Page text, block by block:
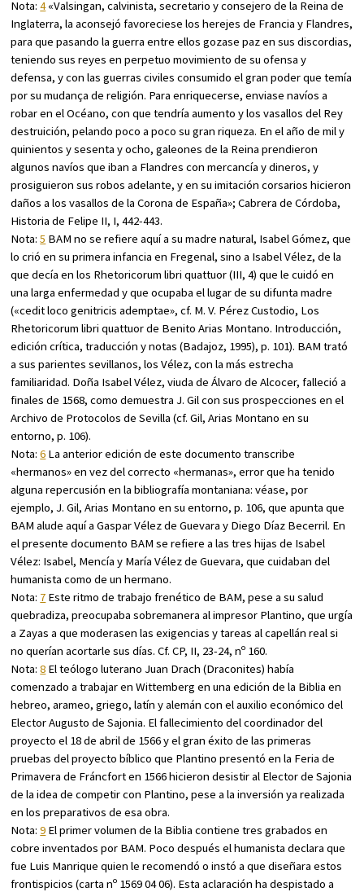
Nota:4«Valsingan, calvinista, secretario y consejero de la Reina de
Inglaterra, la aconsejó favoreciese los herejes de Francia y Flandres,
para que pasando la guerra entre ellos gozase paz en sus discordias,
teniendo sus reyes en perpetuo movimiento de su ofensa y
defensa, y con las guerras civiles consumido el gran poder que temía
por su mudança de religión. Para enriquecerse, enviase navíos a
robar en el Océano, con que tendría aumento y los vasallos del Rey
destruición, pelando poco a poco su gran riqueza. En el año de mil y
quinientos y sesenta y ocho, galeones de la Reina prendieron
algunos navíos que iban a Flandres con mercancía y dineros, y
prosiguieron sus robos adelante, y en su imitación corsarios hicieron
daños a los vasallos de la Corona de España»; Cabrera de Córdoba,
Historia de Felipe II, I, 442-443.
Nota:5 BAM no se refiere aquí a su madre natural, Isabel Gómez, que
lo crió en su primera infancia en Fregenal, sino a Isabel Vélez, de la
que decía en los Rhetoricorum libri quattuor(III, 4) que le cuidó en
una larga enfermedad y que ocupaba el lugar de su difunta madre
(«cedit loco genitricis ademptae», cf. M. V. Pérez Custodio, Los
Rhetoricorum libri quattuor de Benito Arias Montano. Introducción,
edición crítica, traducción y notas (Badajoz, 1995), p. 101). BAM trató
a sus parientes sevillanos, los Vélez, con la más estrecha
familiaridad. Doña Isabel Vélez, viuda de Álvaro de Alcocer, falleció a
finales de 1568, como demuestra J. Gil con sus prospecciones en el
Archivo de Protocolos de Sevilla (cf. Gil,Arias Montano en su
entorno, p. 106).
Nota:6 La anterior edición de este documento transcribe
«hermanos» en vez del correcto «hermanas», error que ha tenido
alguna repercusión en la bibliografía montaniana: véase, por
ejemplo, J. Gil,Arias Montano en su entorno, p. 106, que apunta que
BAM alude aquí a Gaspar Vélez de Guevara y Diego Díaz Becerril. En
el presente documento BAM se refiere a las tres hijas de Isabel
Vélez: Isabel, Mencía y María Vélez de Guevara, que cuidaban del
humanista como de un hermano.
Nota: 7 Este ritmo de trabajo frenético de BAM, pese a su salud
quebradiza, preocupaba sobremanera al impresor Plantino, que urgía
a Zayas a que moderasen las exigencias y tareas al capellán real si
no querían acortarle sus días. Cf.CP, II, 23-24, nº 160.
Nota:8 El teólogo luterano Juan Drach (Draconites) había
comenzado a trabajar en Wittemberg en una edición de la Biblia en
hebreo, arameo, griego, latín y alemán con el auxilio económico del
Elector Augusto de Sajonia. El fallecimiento del coordinador del
proyecto el 18 de abril de 1566 y el gran éxito de las primeras
pruebas del proyecto bíblico que Plantino presentó en la Feria de
Primavera de Fráncfort en 1566 hicieron desistir al Elector de Sajonia
de la idea de competir con Plantino, pese a la inversión ya realizada
en los preparativos de esa obra.
Nota:9 El primer volumen de la Biblia contiene tres grabados en
cobre inventados por BAM. Poco después el humanista declara que
fue Luis Manrique quien le recomendó o instó a que diseñara estos
frontispicios (carta nº 1569 04 06). Esta aclaración ha despistado a